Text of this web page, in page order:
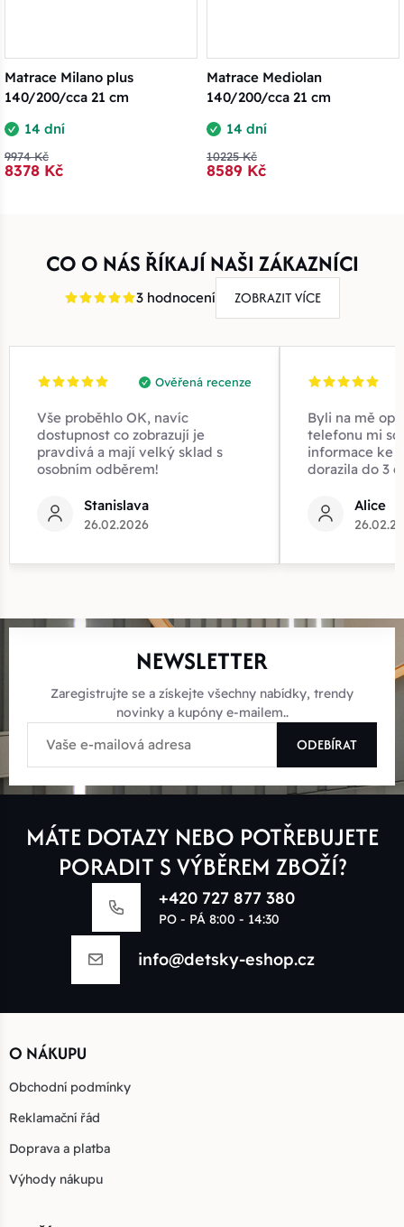
Matrace Milano plus
140/200/cca 21 cm
14 dní
9974 Kč
8378 Kč
Matrace Mediolan
140/200/cca 21 cm
14 dní
10225 Kč
8589 Kč
CO O NÁS ŘÍKAJÍ NAŠI ZÁKAZNÍCI
3 hodnocení ZOBRAZIT VÍCE
Ověřená recenze
Vše proběhlo OK, navíc
dostupnost co zobrazují je
pravdivá a mají velký sklad s
osobním odběrem!
Stanislava
26.02.2026
Byli na mě
telefonu mi
informace ke
dorazila do 3
Alice
NEWSLETTER
Zaregistrujte se a získejte všechny nabídky, trendy
novinky a kupóny e-mailem..
ODEBÍRAT
MÁTE DOTAZY NEBO POTŘEBUJETE
PORADIT S VÝBĚREM ZBOŽÍ?
+420 727 877 380
PO - PÁ 8:00 - 14:30
info@detsky-eshop.cz
O NÁKUPU
Obchodní podmínky
Reklamační řád
Doprava a platba
Výhody nákupu